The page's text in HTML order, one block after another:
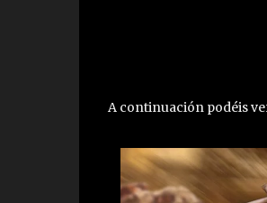
A continuación podéis